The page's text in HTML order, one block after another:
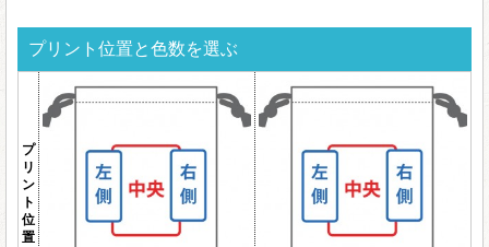
プリント位置と色数を選ぶ
プ
リ
ン
ト
位
置